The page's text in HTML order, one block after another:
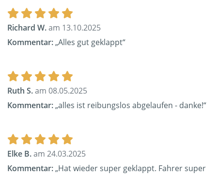
Richard W.am 13.10.2025
Kommentar:„Alles gut geklappt“
Ruth S.am 08.05.2025
Kommentar:„alles ist reibungslos abgelaufen - danke!“
Elke B.am 24.03.2025
Kommentar:„Hat wieder super geklappt. Fahrer super